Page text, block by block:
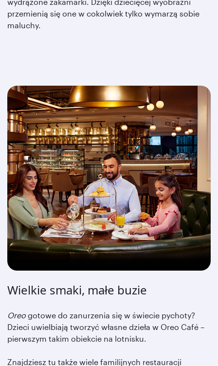
przemienią się one w cokolwiek tylko wymarzą sobie
maluchy.
Wielkie smaki, małe buzie
Oreogotowe do zanurzenia się w świecie pychoty?
Dzieci uwielbiają tworzyć własne dzieła w Oreo Café –
pierwszym takim obiekcie na lotnisku.
Znajdziesz tu także wiele familijnych restauracji